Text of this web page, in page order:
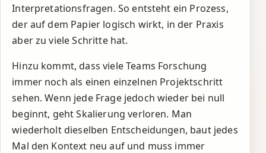
Interpretationsfragen. So entsteht ein Prozess,
der auf dem Papier logisch wirkt, in der Praxis
aber zu viele Schritte hat.
Hinzu kommt, dass viele Teams Forschung
immer noch als einen einzelnen Projektschritt
sehen. Wenn jede Frage jedoch wieder bei null
beginnt, geht Skalierung verloren. Man
wiederholt dieselben Entscheidungen, baut jedes
Mal den Kontext neu auf und muss immer